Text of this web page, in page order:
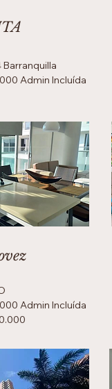
Barranquilla
Admin Incluída
Admin Incluída